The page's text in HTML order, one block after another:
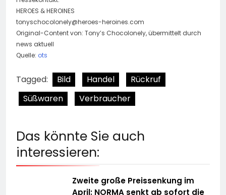
HEROES & HEROINES
tonyschocolonely@heroes-heroines.com
Original-Content von: Tony’s Chocolonely, übermittelt durch
news aktuell
Quelle: ots
Tagged: Bild Handel
Rückruf
Süßwaren
Verbraucher
Das könnte Sie auch
interessieren:
Zweite große Preissenkung im
April: NORMA senkt ab sofort die